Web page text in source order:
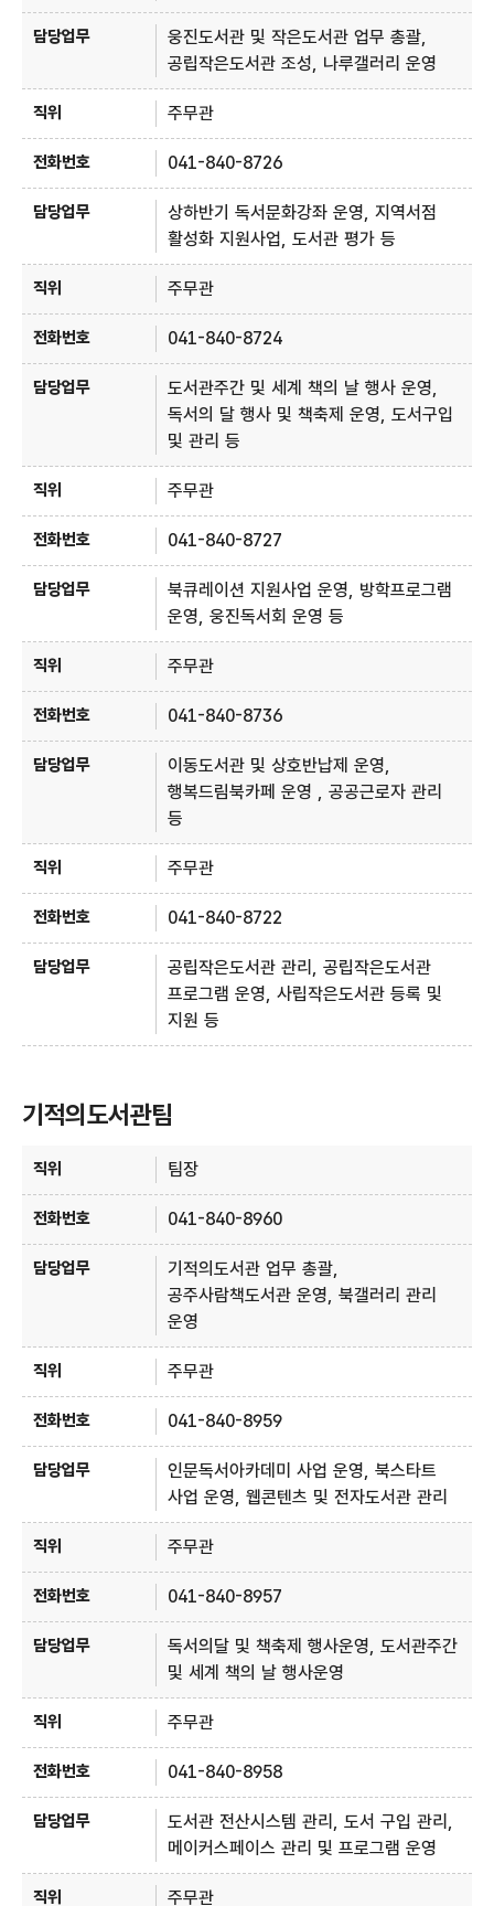
웅진도서관 및 작은도서관 업무 총괄,
공립작은도서관 조성, 나루갤러리 운영
주무관
041-840-8726
상하반기 독서문화강좌 운영, 지역서점
활성화 지원사업, 도서관 평가 등
주무관
041-840-8724
도서관주간 및 세계 책의 날 행사 운영,
독서의 달 행사 및 책축제 운영, 도서구입
및 관리 등
주무관
041-840-8727
북큐레이션 지원사업 운영, 방학프로그램
운영, 웅진독서회 운영 등
주무관
041-840-8736
이동도서관 및 상호반납제 운영,
행복드림북카페 운영 , 공공근로자 관리
등
주무관
041-840-8722
공립작은도서관 관리, 공립작은도서관
프로그램 운영, 사립작은도서관 등록 및
지원 등
기적의도서관팀
팀장
041-840-8960
기적의도서관 업무 총괄,
공주사람책도서관 운영, 북갤러리 관리
운영
주무관
041-840-8959
인문독서아카데미 사업 운영, 북스타트
사업 운영, 웹콘텐츠 및 전자도서관 관리
주무관
041-840-8957
독서의달 및 책축제 행사운영, 도서관주간
및 세계 책의 날 행사운영
주무관
041-840-8958
도서관 전산시스템 관리, 도서 구입 관리,
메이커스페이스 관리 및 프로그램 운영
주무관